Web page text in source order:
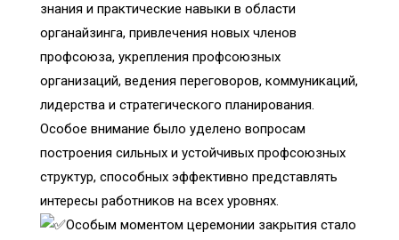
знания и практические навыки в области
органайзинга, привлечения новых членов
профсоюза, укрепления профсоюзных
организаций, ведения переговоров, коммуникаций,
лидерства и стратегического планирования.
Особое внимание было уделено вопросам
построения сильных и устойчивых профсоюзных
структур, способных эффективно представлять
интересы работников на всех уровнях.
Особым моментом церемонии закрытия стало